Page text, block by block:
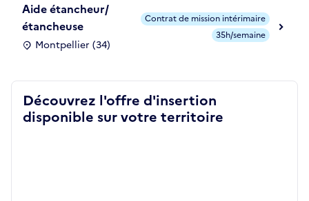
Aide étancheur/
étancheuse
Montpellier (34)
Contrat de mission intérimaire
35h/semaine
Découvrez l'offre d'insertion
disponible sur votre territoire